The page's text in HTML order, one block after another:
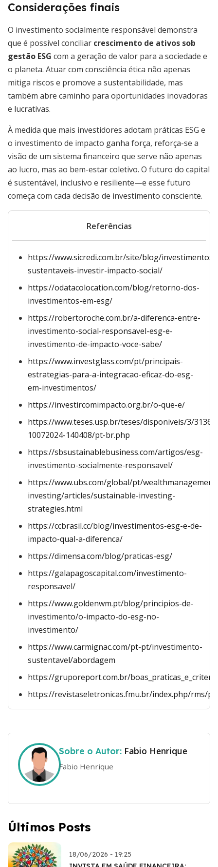
Considerações finais
O investimento socialmente responsável demonstra
que é possível conciliar crescimento de ativos sob
gestão ESG com a geração de valor para a sociedade e
o planeta. Atuar com consciência ética não apenas
mitiga riscos e promove a sustentabilidade, mas
também abre caminho para oportunidades inovadoras
e lucrativas.
À medida que mais investidores adotam práticas ESG e
o investimento de impacto ganha força, reforça-se a
visão de um sistema financeiro que serve não apenas
ao lucro, mas ao bem-estar coletivo. O futuro do capital
é sustentável, inclusivo e resiliente—e esse futuro
começa com cada decisão de investimento consciente.
Referências
https://www.sicredi.com.br/site/blog/
sustentaveis-investir-impacto-social/
https://odatacolocation.com/blog/retorno-dos-
investimentos-em-esg/
https://robertoroche.com.br/a-diferenca-entre-
investimento-social-responsavel-esg-e-
investimento-de-impacto-voce-sabe/
https://www.investglass.com/pt/principais-
estrategias-para-a-integracao-eficaz-do-esg-
em-investimentos/
https://investircomimpacto.org.br/o-que-e/
https://www.teses.usp.br/teses/disponiveis/3/3136/
10072024-140408/pt-br.php
https://sbsustainablebusiness.com/artigos/esg-
investimento-socialmente-responsavel/
https://www.ubs.com/global/pt/
investing/articles/sustainable-investing-
strategies.html
https://ccbrasil.cc/blog/investimentos-esg-e-de-
impacto-qual-a-diferenca/
https://dimensa.com/blog/praticas-esg/
https://galapagoscapital.com/investimento-
responsavel/
https://www.goldenwm.pt/blog/principios-de-
investimento/o-impacto-do-esg-no-
investimento/
https://www.carmignac.com/pt-pt/investimento-
sustentavel/abordagem
https://gruporeport.com.br/
https://revistaseletronicas.fmu.br/index.php/rms/
Sobre o Autor: Fabio Henrique
Fabio Henrique
Últimos Posts
18/06/2026 - 19:25